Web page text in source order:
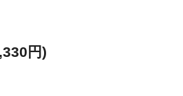
円)